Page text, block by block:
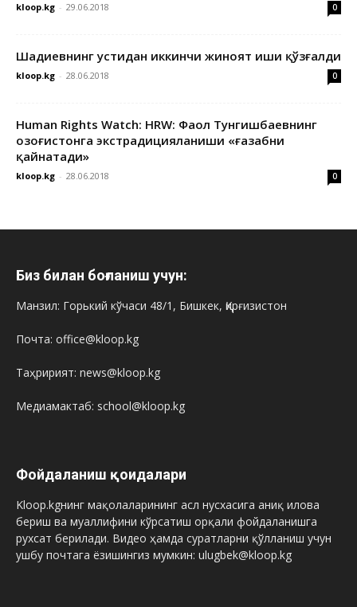
kloop.kg - 29.06.2018 0
Шадиевнинг устидан иккинчи жиноят иши қўзғалди
kloop.kg - 28.06.2018 0
Human Rights Watch: HRW: Фаол Тунгишбаевнинг
Қозоғистонга экстрадицияланиши «ғазабни
қайнатади»
kloop.kg - 28.06.2018 0
Биз билан боғланиш учун:
Манзил: Горький кўчаси 48/1, Бишкек, Қирғизистон
Почта: office@kloop.kg
Таҳририят: news@kloop.kg
Медиамактаб: school@kloop.kg
Фойдаланиш қоидалари
Kloop.kgнинг мақолаларининг асл нусхасига аниқ илова
бериш ва муаллифини кўрсатиш орқали фойдаланишга
рухсат берилади. Видео ҳамда суратларни қўлланиш учун
ушбу почтага ёзишингиз мумкин: ulugbek@kloop.kg